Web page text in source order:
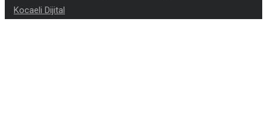
Kocaeli Dijital